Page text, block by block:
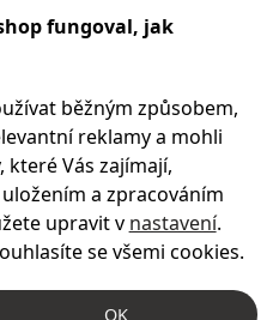
Infolinka
Po - Pá 9.00 - 17.00
+420469 621 252
Kontakty
Kariéra
fungoval, jak
běžným způsobem,
reklamy a mohli
Vás zajímají,
a zpracováním
upravit v nastavení.
se všemi cookies.
OK